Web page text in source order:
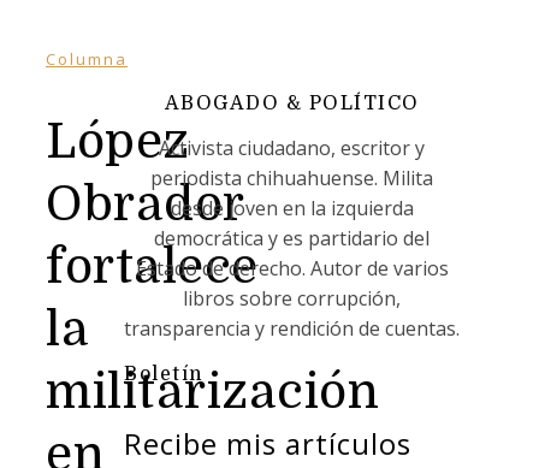
Columna
López
Obrador
fortalece
la
militarización
en
ABOGADO & POLÍTICO
Activista ciudadano, escritor y
periodista chihuahuense. Milita
desde joven en la izquierda
democrática y es partidario del
Estado de derecho. Autor de varios
libros sobre corrupción,
transparencia y rendición de cuentas.
Boletín
Recibe mis artículos